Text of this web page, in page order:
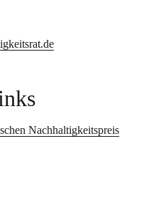
Nachhaltigkeitspreis